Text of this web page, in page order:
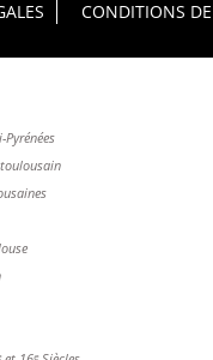
CONDITIONS